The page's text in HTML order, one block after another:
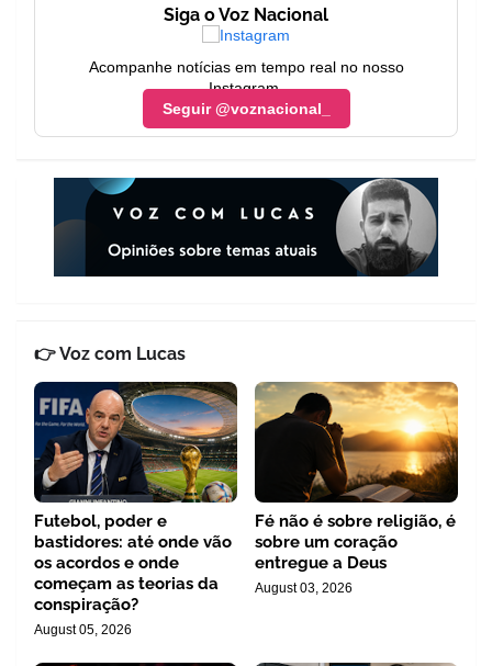
Siga o Voz Nacional
Acompanhe notícias em tempo real no nosso
Instagram.
Seguir @voznacional_
👉 Voz com Lucas
Futebol, poder e
bastidores: até onde vão
os acordos e onde
começam as teorias da
conspiração?
August 05, 2026
Fé não é sobre religião, é
sobre um coração
entregue a Deus
August 03, 2026